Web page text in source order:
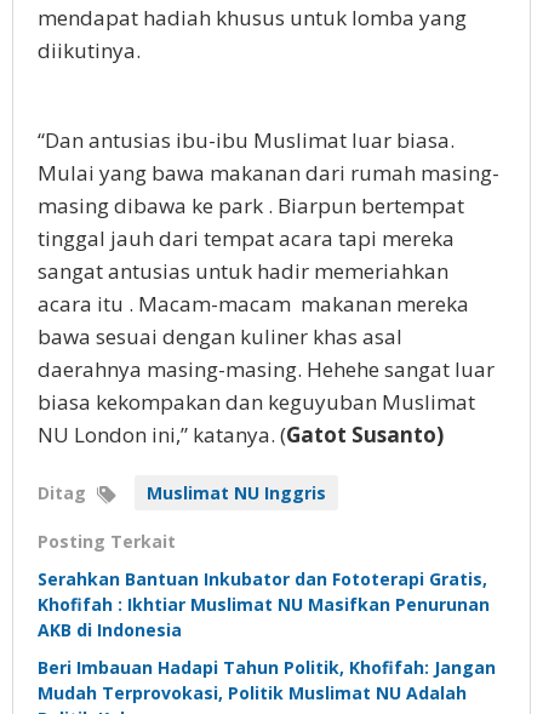
mendapat hadiah khusus untuk lomba yang
diikutinya.
“Dan antusias ibu-ibu Muslimat luar biasa.
Mulai yang bawa makanan dari rumah masing-
masing dibawa ke park . Biarpun bertempat
tinggal jauh dari tempat acara tapi mereka
sangat antusias untuk hadir memeriahkan
acara itu . Macam-macam makanan mereka
bawa sesuai dengan kuliner khas asal
daerahnya masing-masing. Hehehe sangat luar
biasa kekompakan dan keguyuban Muslimat
NU London ini,” katanya. (Gatot Susanto)
Ditag Muslimat NU Inggris
Posting Terkait
Serahkan Bantuan Inkubator dan Fototerapi Gratis,
Khofifah : Ikhtiar Muslimat NU Masifkan Penurunan
AKB di Indonesia
Beri Imbauan Hadapi Tahun Politik, Khofifah: Jangan
Mudah Terprovokasi, Politik Muslimat NU Adalah